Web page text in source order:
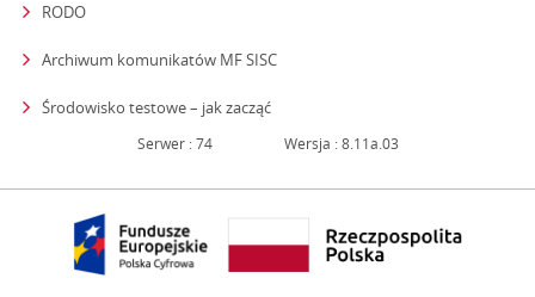
RODO
Archiwum komunikatów MF SISC
Środowisko testowe – jak zacząćstrona otwiera się w nowym oknie
Serwer : 74 Wersja : 8.11a.03